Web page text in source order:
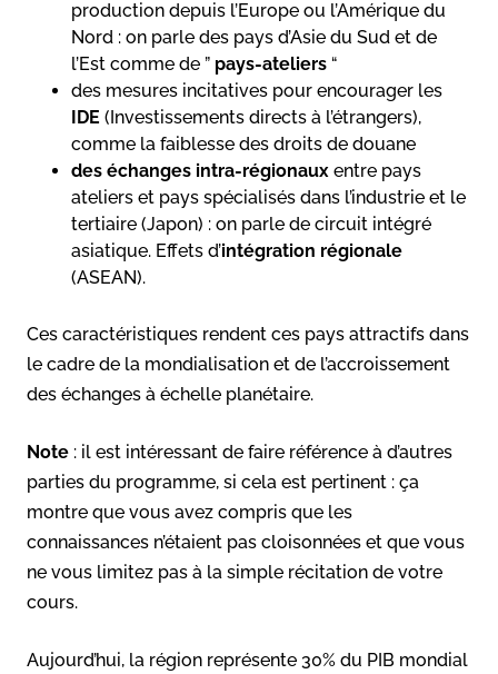
production depuis l’Europe ou l’Amérique du
Nord : on parle des pays d’Asie du Sud et de
l’Est comme de ” pays-ateliers “
des mesures incitatives pour encourager les
IDE (Investissements directs à l’étrangers),
comme la faiblesse des droits de douane
des échanges intra-régionaux entre pays
ateliers et pays spécialisés dans l’industrie et le
tertiaire (Japon) : on parle de circuit intégré
asiatique. Effets d’intégration régionale
(ASEAN).
Ces caractéristiques rendent ces pays attractifs dans
le cadre de la mondialisation et de l’accroissement
des échanges à échelle planétaire.
Note : il est intéressant de faire référence à d’autres
parties du programme, si cela est pertinent : ça
montre que vous avez compris que les
connaissances n’étaient pas cloisonnées et que vous
ne vous limitez pas à la simple récitation de votre
cours.
Aujourd’hui, la région représente 30% du PIB mondial